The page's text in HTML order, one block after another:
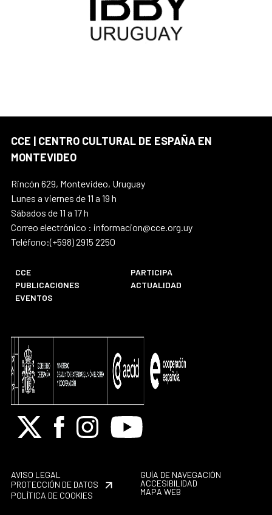
CCE | CENTRO CULTURAL DE ESPAÑA EN
MONTEVIDEO
Rincón 629, Montevideo, Uruguay
Lunes a viernes de 11 a 19 h
Sábados de 11 a 17 h
Correo electrónico : informacion@cce.org.uy
Teléfono:(+598) 2915 2250
CCE
PARTICIPA
PUBLICACIONES
ACTUALIDAD
EVENTOS
X FacebookInstagramYoutube
AVISO LEGAL
PROTECCIÓN DE DATOS
POLÍTICA DE COOKIES
GUÍA DE NAVEGACIÓN
ACCESIBILIDAD
MAPA WEB